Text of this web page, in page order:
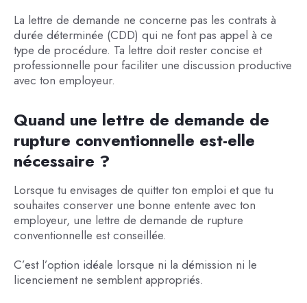
La lettre de demande ne concerne pas les contrats à
durée déterminée (CDD) qui ne font pas appel à ce
type de procédure. Ta lettre doit rester concise et
professionnelle pour faciliter une discussion productive
avec ton employeur.
Quand une lettre de demande de
rupture conventionnelle est-elle
nécessaire ?
Lorsque tu envisages de quitter ton emploi et que tu
souhaites conserver une bonne entente avec ton
employeur, une lettre de demande de rupture
conventionnelle est conseillée.
C’est l’option idéale lorsque ni la démission ni le
licenciement ne semblent appropriés.